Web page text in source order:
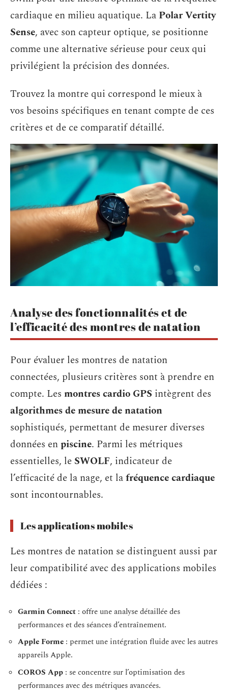
cardiaque en milieu aquatique. La Polar Vertity
Sense, avec son capteur optique, se positionne
comme une alternative sérieuse pour ceux qui
privilégient la précision des données.
Trouvez la montre qui correspond le mieux à
vos besoins spécifiques en tenant compte de ces
critères et de ce comparatif détaillé.
Analyse des fonctionnalités et de
l’efficacité des montres de natation
Pour évaluer les montres de natation
connectées, plusieurs critères sont à prendre en
compte. Les montres cardio GPS intègrent des
algorithmes de mesure de natation
sophistiqués, permettant de mesurer diverses
données enpiscine. Parmi les métriques
essentielles, le SWOLF, indicateur de
l’efficacité de la nage, et lafréquence cardiaque
sont incontournables.
Les applications mobiles
Les montres de natation se distinguent aussi par
leur compatibilité avec des applications mobiles
dédiées :
Garmin Connect : offre une analyse détaillée des
performances et des séances d’entraînement.
Apple Forme : permet une intégration fluide avec les autres
appareils Apple.
COROS App : se concentre sur l’optimisation des
performances avec des métriques avancées.